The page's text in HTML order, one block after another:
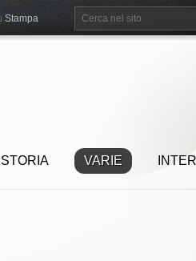
STORIA VARIE
Stampa